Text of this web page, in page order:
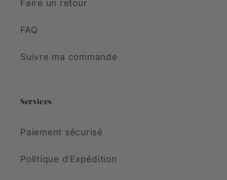
Faire un retour
FAQ
Suivre ma commande
Services
Paiement sécurisé
Politique d’Expédition